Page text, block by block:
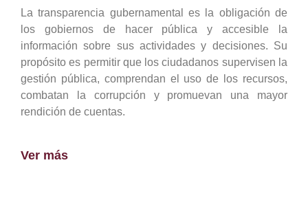
La transparencia gubernamental es la obligación de
los gobiernos de hacer pública y accesible la
información sobre sus actividades y decisiones. Su
propósito es permitir que los ciudadanos supervisen la
gestión pública, comprendan el uso de los recursos,
combatan la corrupción y promuevan una mayor
rendición de cuentas.
Ver más